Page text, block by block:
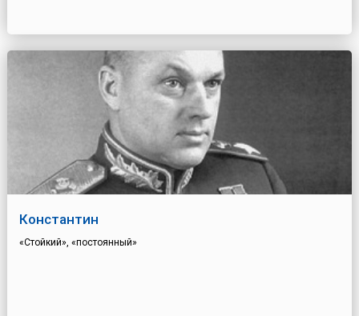
Константин
«Стойкий», «постоянный»